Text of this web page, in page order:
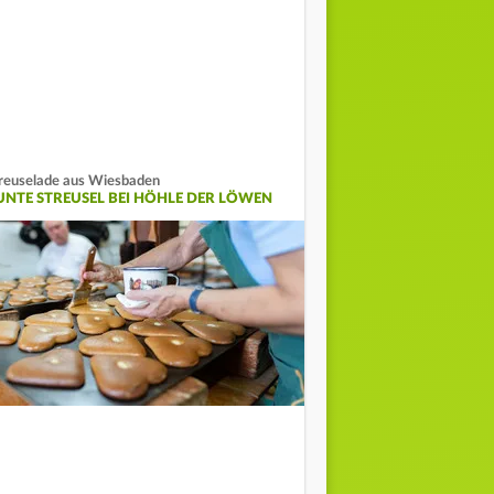
aus Wiesbaden
STREUSEL BEI HÖHLE DER LÖWEN